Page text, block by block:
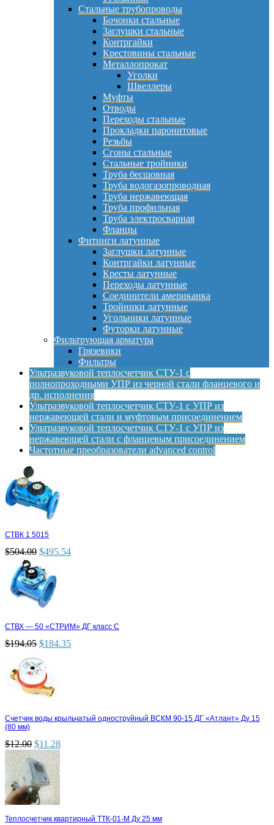
Стальные трубопроводы
Бочонки стальные
Заглушки стальные
Контргайки
Крестовины стальные
Металлопрокат
Уголки
Швеллеры
Муфты
Отводы
Переходы стальные
Прокладки паронитовые
Резьбы
Сгоны стальные
Стальные тройники
Труба бесшовная
Труба водогазопроводная
Труба нержавеющая
Труба профильная
Труба электросварная
Фланцы
Фитинги латунные
Заглушки латунные
Контргайки латунные
Кресты латунные
Переходы латунные
Соединители американка
Тройники латунные
Угольники латунные
Футорки латунные
Фильтрующая арматура
Грязевики
Фильтры
Ультразвуковой теплосчетчик СТУ-1 с
полнопроходными УПР из черной стали фланцевого и
др. исполнения
Ультразвуковой теплосчетчик СТУ-1 с УПР из
нержавеющей стали и муфтовым присоединением
Ультразвуковой теплосчетчик СТУ-1 с УПР из
нержавеющей стали с фланцевым присоединением
Частотные преобразователи advanced control
СТВК 1 5015
$504.00 $495.54
СТВХ — 50 «СТРИМ» ДГ класс С
$194.05 $184.35
Счетчик воды крыльчатый одноструйный ВСКМ 90-15 ДГ «Атлант» Ду 15
(80 мм)
$12.00 $11.28
Теплосчетчик квартирный ТТК-01-М Ду 25 мм